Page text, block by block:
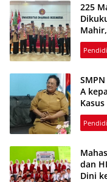
225
A
dan
Dini